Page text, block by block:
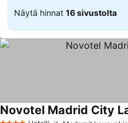
Näytä hinnat 16 sivustolta
Novotel Madrid City